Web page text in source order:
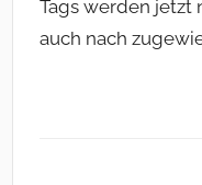
Tags werden jetzt
auch nach